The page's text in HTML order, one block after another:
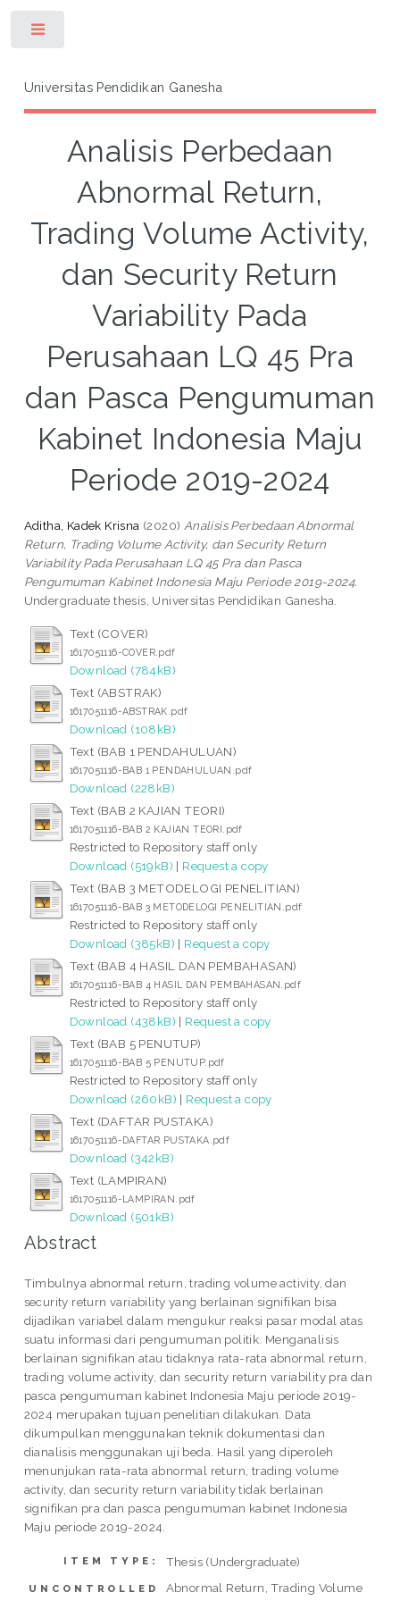
Universitas Pendidikan Ganesha
Analisis Perbedaan
Abnormal Return,
Trading Volume Activity,
dan Security Return
Variability Pada
Perusahaan LQ 45 Pra
dan Pasca Pengumuman
Kabinet Indonesia Maju
Periode 2019-2024
Aditha, Kadek Krisna (2020) Analisis Perbedaan Abnormal
Return, Trading Volume Activity, dan Security Return
Variability Pada Perusahaan LQ 45 Pra dan Pasca
Pengumuman Kabinet Indonesia Maju Periode 2019-2024.
Undergraduate thesis, Universitas Pendidikan Ganesha.
Text (COVER)
1617051116-COVER.pdf
Download (784kB)
Text (ABSTRAK)
1617051116-ABSTRAK.pdf
Download (108kB)
Text (BAB 1 PENDAHULUAN)
1617051116-BAB 1 PENDAHULUAN.pdf
Download (228kB)
Text (BAB 2 KAJIAN TEORI)
1617051116-BAB 2 KAJIAN TEORI.pdf
Restricted to Repository staff only
Download (519kB) | Request a copy
Text (BAB 3 METODELOGI PENELITIAN)
1617051116-BAB 3 METODELOGI PENELITIAN.pdf
Restricted to Repository staff only
Download (385kB) | Request a copy
Text (BAB 4 HASIL DAN PEMBAHASAN)
1617051116-BAB 4 HASIL DAN PEMBAHASAN.pdf
Restricted to Repository staff only
Download (438kB) | Request a copy
Text (BAB 5 PENUTUP)
1617051116-BAB 5 PENUTUP.pdf
Restricted to Repository staff only
Download (260kB) | Request a copy
Text (DAFTAR PUSTAKA)
1617051116-DAFTAR PUSTAKA.pdf
Download (342kB)
Text (LAMPIRAN)
1617051116-LAMPIRAN.pdf
Download (501kB)
Abstract
Timbulnya abnormal return, trading volume activity, dan
security return variability yang berlainan signifikan bisa
dijadikan variabel dalam mengukur reaksi pasar modal atas
suatu informasi dari pengumuman politik. Menganalisis
berlainan signifikan atau tidaknya rata-rata abnormal return,
trading volume activity, dan security return variability pra dan
pasca pengumuman kabinet Indonesia Maju periode 2019-
2024 merupakan tujuan penelitian dilakukan. Data
dikumpulkan menggunakan teknik dokumentasi dan
dianalisis menggunakan uji beda. Hasil yang diperoleh
menunjukan rata-rata abnormal return, trading volume
activity, dan security return variability tidak berlainan
signifikan pra dan pasca pengumuman kabinet Indonesia
Maju periode 2019-2024.
ITEM TYPE: Thesis (Undergraduate)
UNCONTROLLED
Abnormal Return, Trading Volume